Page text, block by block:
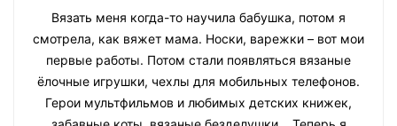
Вязать меня когда-то научила бабушка, потом я
смотрела, как вяжет мама. Носки, варежки – вот мои
первые работы. Потом стали появляться вязаные
ёлочные игрушки, чехлы для мобильных телефонов.
Герои мультфильмов и любимых детских книжек,